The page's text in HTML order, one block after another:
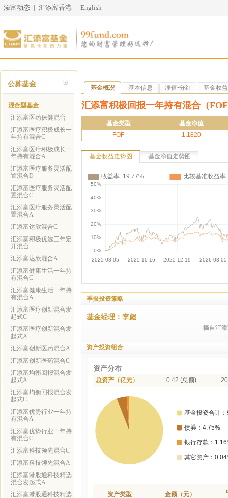
添富动态 | 汇添富香港 | English
公募基金
混合型基金
汇添富医药保健混合
汇添富医疗积极成长一
年持有混合C
汇添富医疗积极成长一
年持有混合A
汇添富医疗服务灵活配
置混合D
汇添富医疗服务灵活配
置混合C
汇添富医疗服务灵活配
置混合A
汇添富达欣混合C
汇添富积极优选三年定
开混合
汇添富达欣混合A
汇添富健康生活一年持
有混合C
汇添富健康生活一年持
有混合A
汇添富医疗创新混合发
起式C
汇添富医疗创新混合发
起式A
汇添富创新医药混合A
汇添富创新医药混合C
汇添富均衡回报混合发
起式A
汇添富均衡回报混合发
起式C
汇添富优势行业一年持
有混合A
汇添富优势行业一年持
有混合C
汇添富科技领先混合C
汇添富科技领先混合A
汇添富港股通科技精选
混合发起式A
汇添富港股通科技精选
基金概况 基本信息 净值•分红 基金收益
汇添富积极回报一年持有混合（
基金类型
基金净值
FOF
1.1820
基金收益走势图 基金净值走势图
季报投资策略
基金经理：李彪
--摘自汇
资产投资组合
资产分布
总资产（亿元） 0.42 (总额)
资产类型 金额（元）